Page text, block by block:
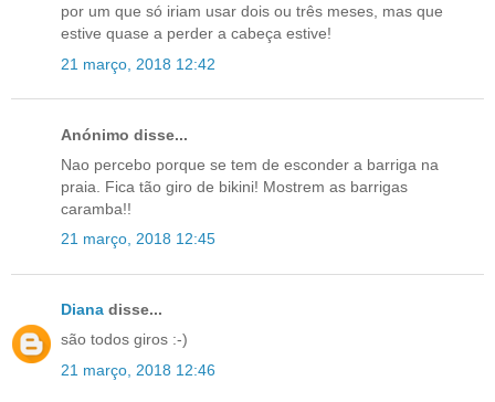
por um que só iriam usar dois ou três meses, mas que
estive quase a perder a cabeça estive!
21 março, 2018 12:42
Anónimo disse...
Nao percebo porque se tem de esconder a barriga na
praia. Fica tão giro de bikini! Mostrem as barrigas
caramba!!
21 março, 2018 12:45
Diana disse...
são todos giros :-)
21 março, 2018 12:46